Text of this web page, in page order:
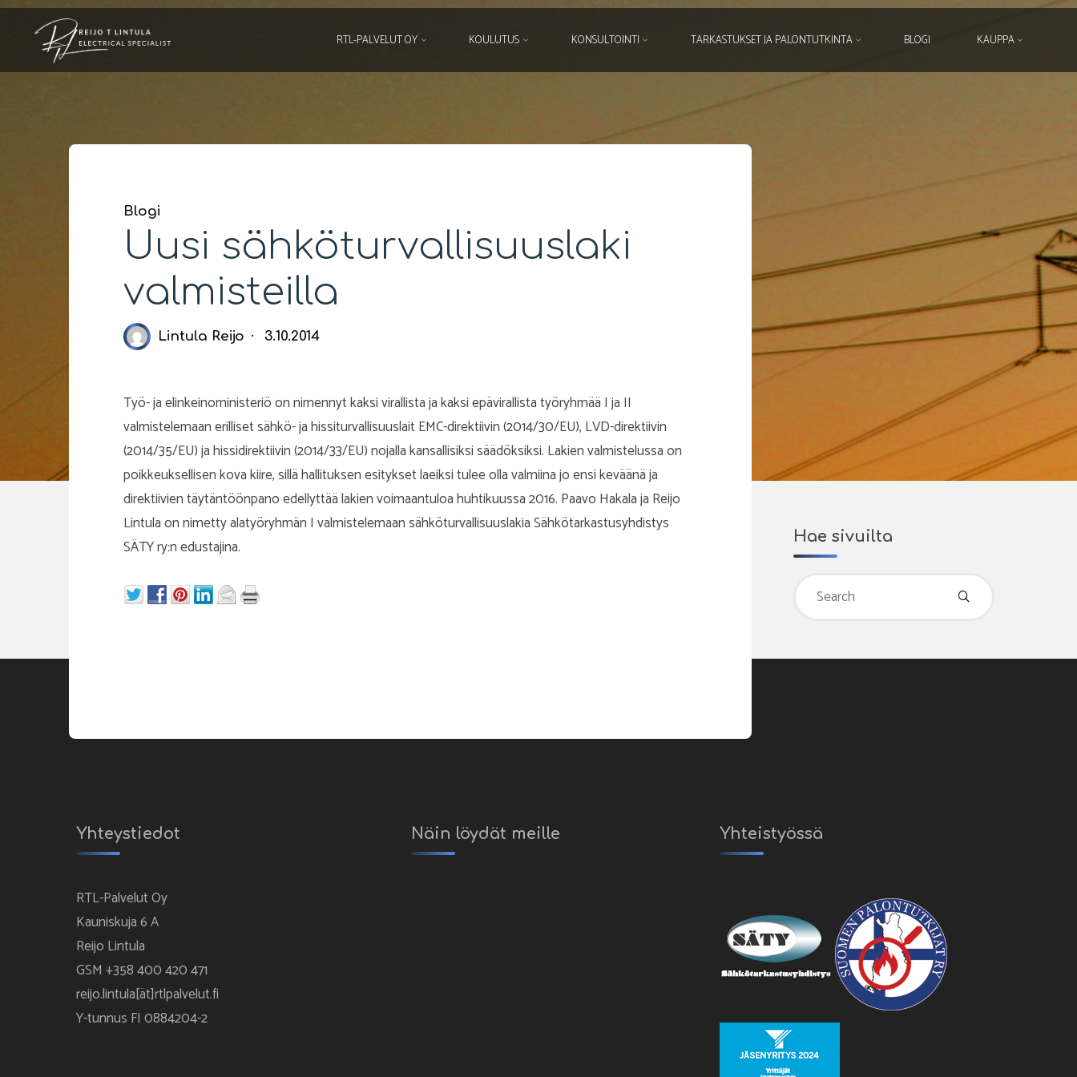
Skip
RTL-PALVELUT OY KOULUTUS KONSULTOINTI TARKASTUKSET JA PALONTUTKINTA BLOGI KAUPPA
Blogi
Uusi sähköturvallisuuslaki
valmisteilla
Lintula Reijo 3.10.2014
Työ- ja elinkeinoministeriö on nimennyt kaksi virallista ja kaksi epävirallista työryhmää I ja II
valmistelemaan erilliset sähkö- ja hissiturvallisuuslaitEMC-direktiivin(2014/30/EU), LVD-direktiivin
(2014/35/EU) ja hissidirektiivin (2014/33/EU) nojallakansallisiksi säädöksiksi. Lakien valmistelussa on
poikkeuksellisen kova kiire, sillä hallituksen esitykset laeiksi tulee olla valmiina jo ensi keväänä ja
direktiivien täytäntöönpano edellyttää lakien voimaantuloa huhtikuussa 2016. Paavo Hakala ja Reijo
Lintula on nimetty alatyöryhmän I valmistelemaan sähköturvallisuuslakia Sähkötarkastusyhdistys
SÄTY ry:n edustajina.
Hae sivuilta
Yhteystiedot
RTL-Palvelut Oy
Kauniskuja 6 A
Reijo Lintula
GSM +358 400 420 471
reijo.lintula[ät]rtlpalvelut.fi
Y-tunnus FI 0884204-2
Näin löydät meille Yhteistyössä